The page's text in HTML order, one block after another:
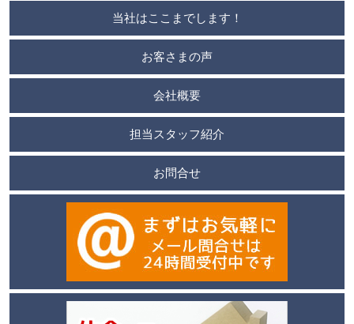
当社はここまでします！
お客さまの声
会社概要
担当スタッフ紹介
お問合せ